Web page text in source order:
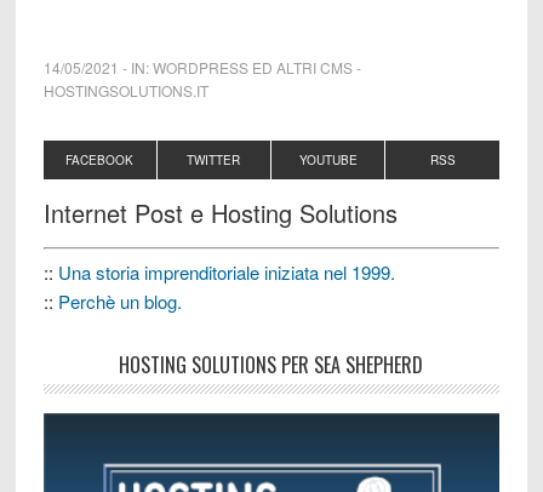
14/05/2021 - IN:WORDPRESS ED ALTRI CMS-
HOSTINGSOLUTIONS.IT
FACEBOOK TWITTER YOUTUBE RSS
Internet Post e Hosting Solutions
:: Una storia imprenditoriale iniziata nel 1999.
:: Perchè un blog.
HOSTING SOLUTIONS PER SEA SHEPHERD